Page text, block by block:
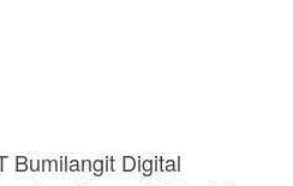
Bumilangit Digital